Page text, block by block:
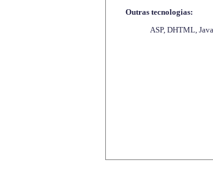
Outras tecnologias:
ASP, DHTML,